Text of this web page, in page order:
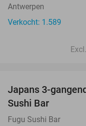
Antwerpen
Verkocht: 1.589
Japans 3-
Sushi Bar
Fugu Sushi Bar